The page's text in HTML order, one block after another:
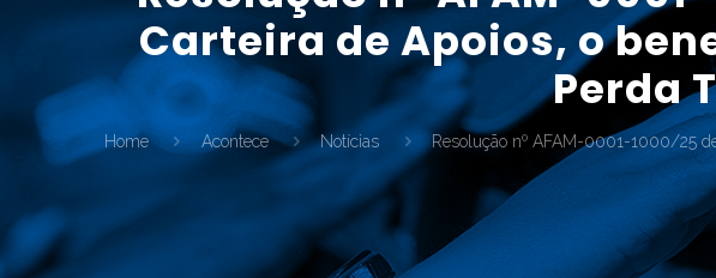
Carteira de Apoios, o
Perda
Home Acontece Notícias Resolução nº AFAM-0001-1000/25